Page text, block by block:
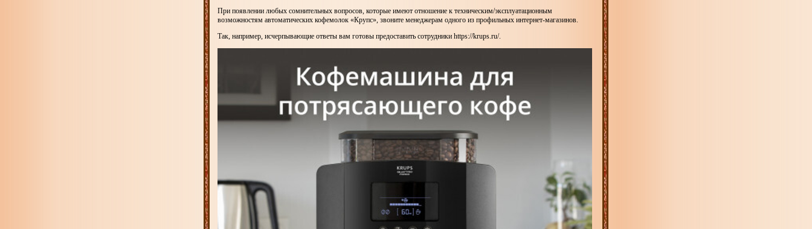
При появлении любых сомнительных вопросов, которые имеют отношение к техническим/эксплуатационным
возможностям автоматических кофемолок «Крупс», звоните менеджерам одного из профильных интернет-магазинов.
Так, например, исчерпывающие ответы вам готовы предоставить сотрудники https://krups.ru/.